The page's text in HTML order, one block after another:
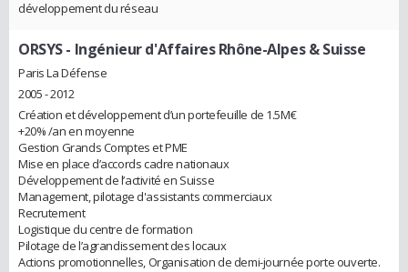
développement du réseau
ORSYS- Ingénieur d'Affaires Rhône-Alpes & Suisse
Paris La Défense
2005 - 2012
Création et développement d’un portefeuille de 1.5M€
+20% /an en moyenne
Gestion Grands Comptes et PME
Mise en place d’accords cadre nationaux
Développement de l’activité en Suisse
Management, pilotage d'assistants commerciaux
Recrutement
Logistique du centre de formation
Pilotage de l’agrandissement des locaux
Actions promotionnelles, Organisation de demi-journée porte ouverte.